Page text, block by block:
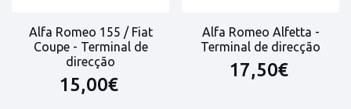
Alfa Romeo 155 / Fiat
Coupe - Terminal de
direcção
15,00€
Alfa Romeo Alfetta -
Terminal de direcção
17,50€